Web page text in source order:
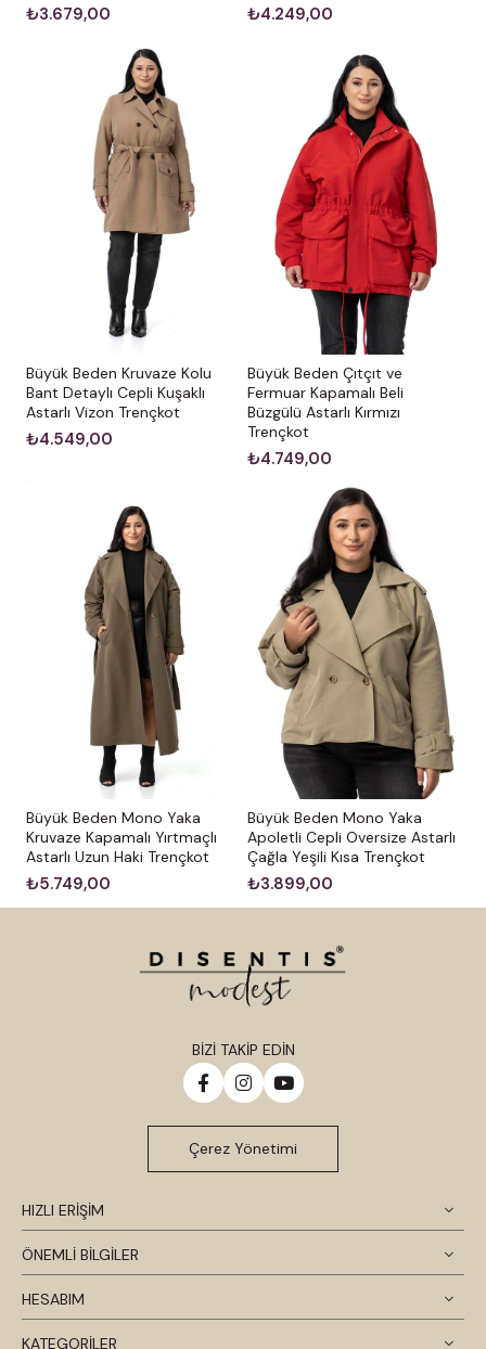
₺3.679,00 ₺4.249,00
Büyük Beden Kruvaze Kolu
Bant Detaylı Cepli Kuşaklı
Astarlı Vizon Trençkot
₺4.549,00
Büyük Beden Çıtçıt ve
Fermuar Kapamalı Beli
Büzgülü Astarlı Kırmızı
Trençkot
₺4.749,00
Büyük Beden Mono Yaka
Kruvaze Kapamalı Yırtmaçlı
Astarlı Uzun Haki Trençkot
₺5.749,00
Büyük Beden Mono Yaka
Apoletli Cepli Oversize Astarlı
Çağla Yeşili Kısa Trençkot
₺3.899,00
HIZLI ERİŞİM
ÖNEMLİ BİLGİLER
HESABIM
KATEGORİLER
BİZİ TAKİP EDİN
Çerez Yönetimi